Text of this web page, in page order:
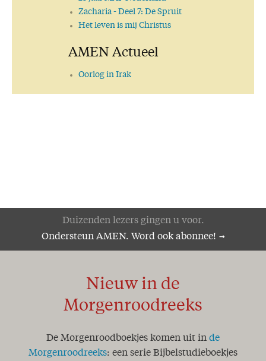
Liefde en Leven
Waarheid versus Leugen
Tempus ruit, hora fluit
Geen leven zonder hoop
Verkondig het Woord!
Het Woord des kruises
Het Woord aan het woord
De Here is nabij!
Pas op, word niet verschrikt
Volkomen herstel
Mijlpaal
Zacharia- Deel 7: De Spruit
Het leven is mij Christus
AMEN Actueel
Oorlog in Irak
Duizenden lezers gingen u voor.
Ondersteun AMEN. Word ook abonnee!
Nieuw in de
Morgenroodreeks
De Morgenroodboekjes komen uit in de
Morgenroodreeks: een serie Bijbelstudieboekjes